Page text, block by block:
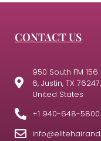
CONTACT US
950 South FM 156
6, Justin, TX 76247,
United States
+1 940-648-5800